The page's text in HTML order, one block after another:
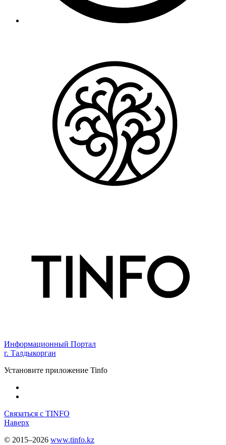
Информационный Портал
г. Талдыкорган
Установите приложение Tinfo
Связаться с TINFO
Наверх
© 2015–2026 www.tinfo.kz